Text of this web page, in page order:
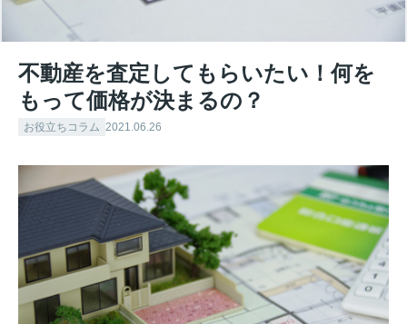
不動産を査定してもらいたい！何を
もって価格が決まるの？
お役立ちコラム 2021.06.26